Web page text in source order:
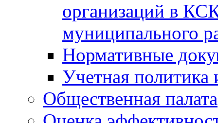
организаций в
муниципального
Нормативные
Учетная политика
Общественная палата